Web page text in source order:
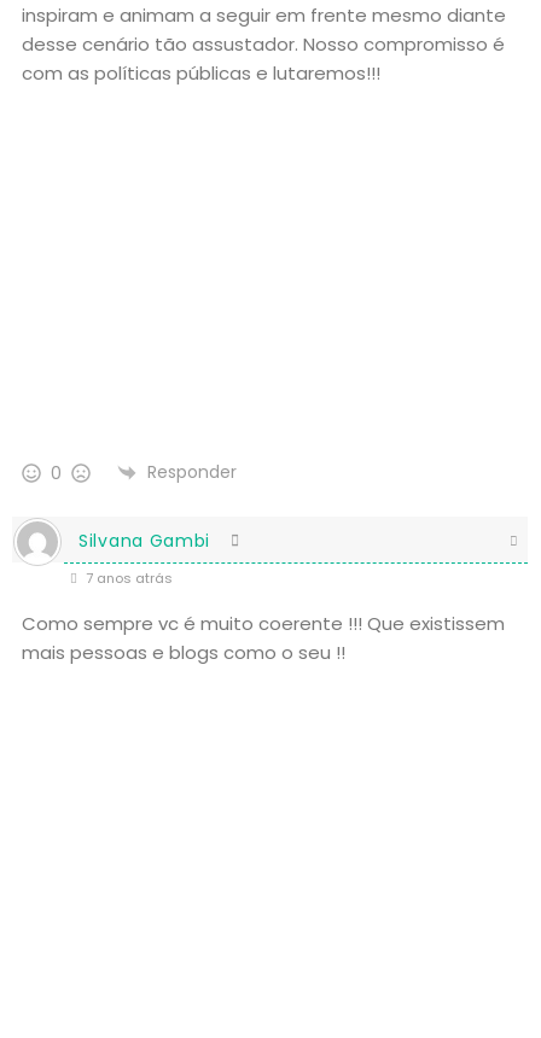
inspiram e animam a seguir em frente mesmo diante
desse cenário tão assustador. Nosso compromisso é
com as políticas públicas e lutaremos!!!
0 Responder
Silvana Gambi
7 anos atrás
Como sempre vc é muito coerente !!! Que existissem
mais pessoas e blogs como o seu !!